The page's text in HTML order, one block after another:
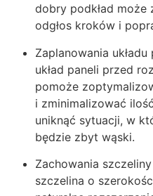
dobry podkład może
odgłos kroków i
Zaplanowania
układ paneli przed
pomoże
i zminimalizować
uniknąć sytuacji, w
będzie zbyt wąski.
Zachowania
szczelina o